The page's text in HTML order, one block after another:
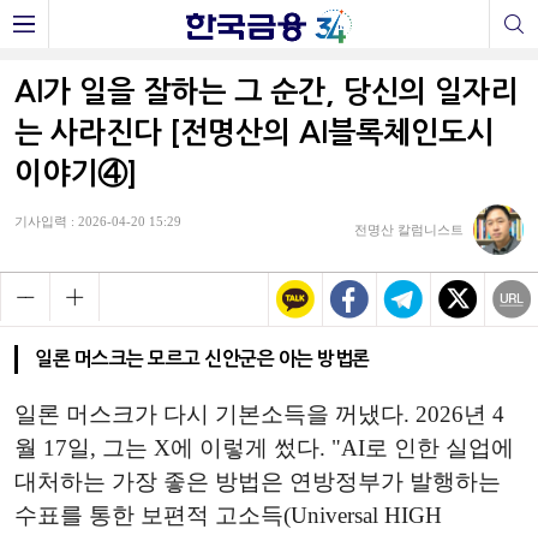
AI가 일을 잘하는 그 순간, 당신의 일자리
는 사라진다 [전명산의 AI블록체인도시
이야기④]
기사입력 : 2026-04-20 15:29
전명산 칼럼니스트
일론 머스크는 모르고 신안군은 아는 방법론
일론 머스크가 다시 기본소득을 꺼냈다. 2026년 4
월 17일, 그는 X에 이렇게 썼다. "AI로 인한 실업에
대처하는 가장 좋은 방법은 연방정부가 발행하는
수표를 통한 보편적 고소득(Universal HIGH